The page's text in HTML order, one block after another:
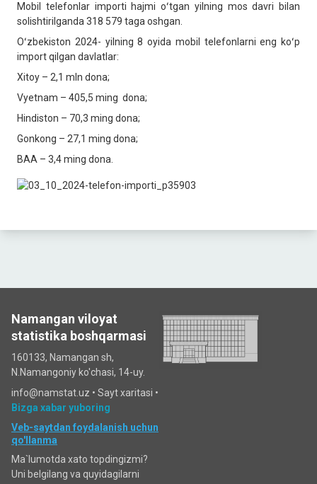
Mobil telefonlar importi hajmi oʻtgan yilning mos davri bilan
solishtirilganda 318 579 taga oshgan.
Oʻzbekiston 2024- yilning 8 oyida mobil telefonlarni eng koʻp
import qilgan davlatlar:
Xitoy – 2,1 mln dona;
Vyetnam – 405,5 ming dona;
Hindiston – 70,3 ming dona;
Gonkong – 27,1 ming dona;
BAA – 3,4 ming dona.
Namangan viloyat
statistika boshqarmasi
160133, Namangan sh,
N.Namangoniy ko'chasi, 14-uy.
info@namstat.uz • Sayt xaritasi •
Bizga xabar yuboring
Veb-saytdan foydalanish uchun
qo'llanma
Ma`lumotda xato topdingizmi?
Uni belgilang va quyidagilarni